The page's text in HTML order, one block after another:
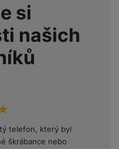
si
našich
telefon, který byl
škrábance nebo